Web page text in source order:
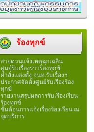
ร้องทุกข์
สายด่วนแจ้งเหตุฉุกเฉลิน
ศูนย์ร้บเรื่องราวร้องทุกข์
คำสั่งแต่งตั้ง จนท.รับเรื่องฯ
ประกาศจัดตั้งศูนย์รับเรื่องร้อง
ทุกข์
รายงานสรุปผลการรับเรื่องเรียน-
ร้องทุกข์
ขั้นต้อนการแจ้งเรื่องร้องเรียน ณ
จุดบริการ